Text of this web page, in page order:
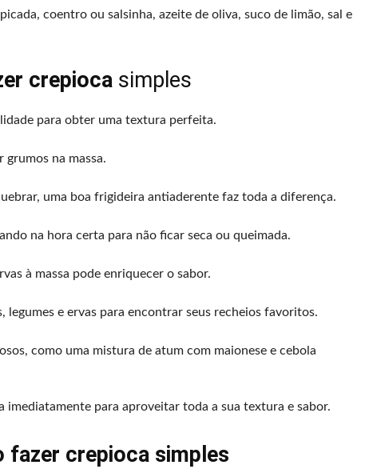
coentro ou salsinha, azeite de oliva, suco de limão, sal e
crepiocasimples
para obter uma textura perfeita.
na massa.
uma boa frigideira antiaderente faz toda a diferença.
na hora certa para não ficar seca ou queimada.
à massa pode enriquecer o sabor.
e ervas para encontrar seus recheios favoritos.
como uma mistura de atum com maionese e cebola
imediatamente para aproveitar toda a sua textura e sabor.
fazer crepioca simples